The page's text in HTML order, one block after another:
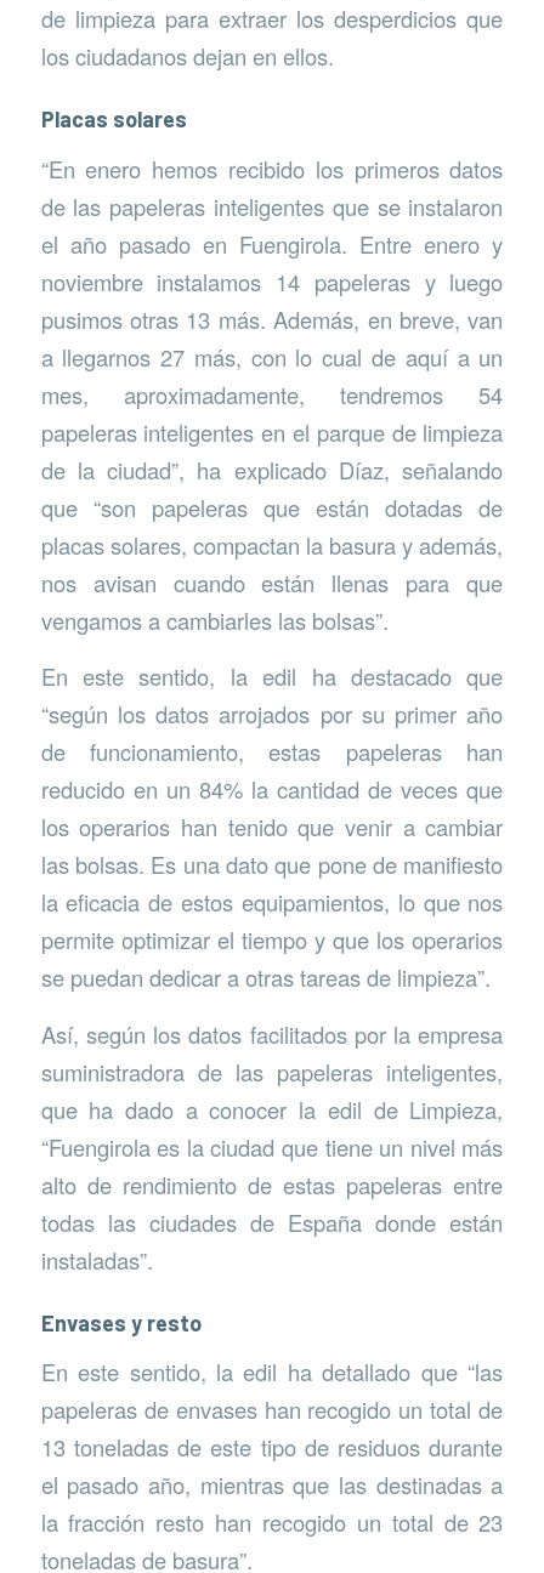
de limpieza para extraer los desperdicios que
los ciudadanos dejan en ellos.
Placas solares
“En enero hemos recibido los primeros datos
de las papeleras inteligentes que se instalaron
el año pasado en Fuengirola. Entre enero y
noviembre instalamos 14 papeleras y luego
pusimos otras 13 más. Además, en breve, van
a llegarnos 27 más, con lo cual de aquí a un
mes, aproximadamente, tendremos 54
papeleras inteligentes en el parque de limpieza
de la ciudad”, ha explicado Díaz, señalando
que “son papeleras que están dotadas de
placas solares, compactan la basura y además,
nos avisan cuando están llenas para que
vengamos a cambiarles las bolsas”.
En este sentido, la edil ha destacado que
“según los datos arrojados por su primer año
de funcionamiento, estas papeleras han
reducido en un 84% la cantidad de veces que
los operarios han tenido que venir a cambiar
las bolsas. Es una dato que pone de manifiesto
la eficacia de estos equipamientos, lo que nos
permite optimizar el tiempo y que los operarios
se puedan dedicar a otras tareas de limpieza”.
Así, según los datos facilitados por la empresa
suministradora de las papeleras inteligentes,
que ha dado a conocer la edil de Limpieza,
“Fuengirola es la ciudad que tiene un nivel más
alto de rendimiento de estas papeleras entre
todas las ciudades de España donde están
instaladas”.
Envases y resto
En este sentido, la edil ha detallado que “las
papeleras de envases han recogido un total de
13 toneladas de este tipo de residuos durante
el pasado año, mientras que las destinadas a
la fracción resto han recogido un total de 23
toneladas de basura”.